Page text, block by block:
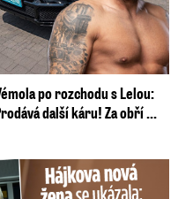
po rozchodu s Lelou:
další káru! Za obří ...
se ukázala...